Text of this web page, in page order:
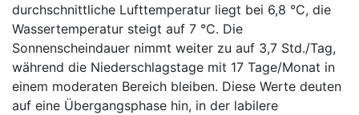
durchschnittliche Lufttemperatur liegt bei 6,8 °C, die
Wassertemperatur steigt auf 7 °C. Die
Sonnenscheindauer nimmt weiter zu auf 3,7 Std./Tag,
während die Niederschlagstage mit 17 Tage/Monat in
einem moderaten Bereich bleiben. Diese Werte deuten
auf eine Übergangsphase hin, in der labilere